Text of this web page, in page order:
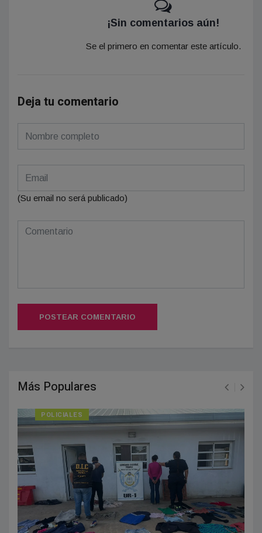
¡Sin comentarios aún!
Se el primero en comentar este artículo.
Deja tu comentario
(Su email no será publicado)
POSTEAR COMENTARIO
Más Populares
POLICIALES